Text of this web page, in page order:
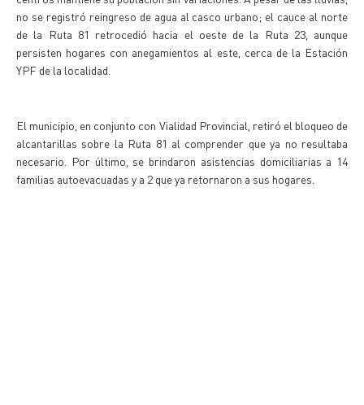
no se registró reingreso de agua al casco urbano; el cauce al norte
de la Ruta 81 retrocedió hacia el oeste de la Ruta 23, aunque
persisten hogares con anegamientos al este, cerca de la Estación
YPF de la localidad.
El municipio, en conjunto con Vialidad Provincial, retiró el bloqueo de
alcantarillas sobre la Ruta 81 al comprender que ya no resultaba
necesario. Por último, se brindaron asistencias domiciliarias a 14
familias autoevacuadas y a 2 que ya retornaron a sus hogares.